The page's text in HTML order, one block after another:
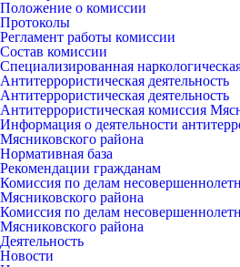
Положение о комиссии
Протоколы
Регламент работы комиссии
Состав комиссии
Специализированная
Антитеррористическая деятельность
Антитеррористическая деятельность
Антитеррористическая комиссия
Информация о деятельности
Мясниковского района
Нормативная база
Рекомендации гражданам
Комиссия по делам
Мясниковского района
Комиссия по делам
Мясниковского района
Деятельность
Новости